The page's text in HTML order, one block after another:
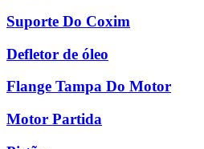
Suporte Do Coxim
Defletor de óleo
Flange Tampa Do Motor
Motor Partida